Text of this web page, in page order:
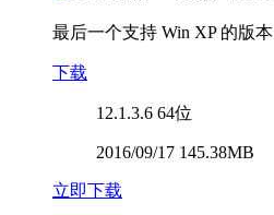
最后一个支持 Win XP 的版本
下载
12.1.3.6 64位
2016/09/17 145.38MB
立即下载